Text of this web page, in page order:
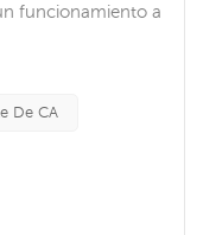
funcionamiento a
para
motor a los
De CA